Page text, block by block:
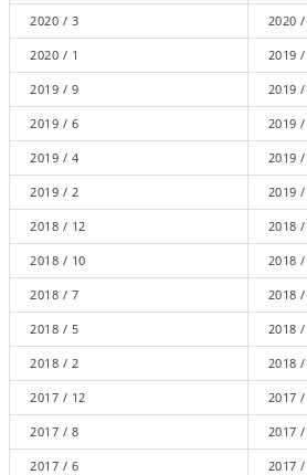
2020 / 3 2020
2020 / 1 2019
2019 / 9 2019
2019 / 6 2019
2019 / 4 2019
2019 / 2 2019 /
2018 / 12 2018 /
2018 / 10 2018
2018 / 7 2018
2018 / 5 2018
2018 / 2 2018 /
2017 / 12 2017
2017 / 8 2017
2017 / 6 2017